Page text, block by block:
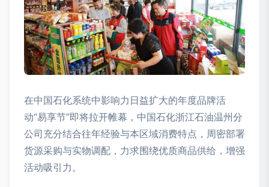
在中国石化系统中影响力日益扩大的年度品牌活
动“易享节”即将拉开帷幕，中国石化浙江石油温州分
公司充分结合往年经验与本区域消费特点，周密部署
货源采购与实物调配，力求围绕优质商品供给，增强
活动吸引力。